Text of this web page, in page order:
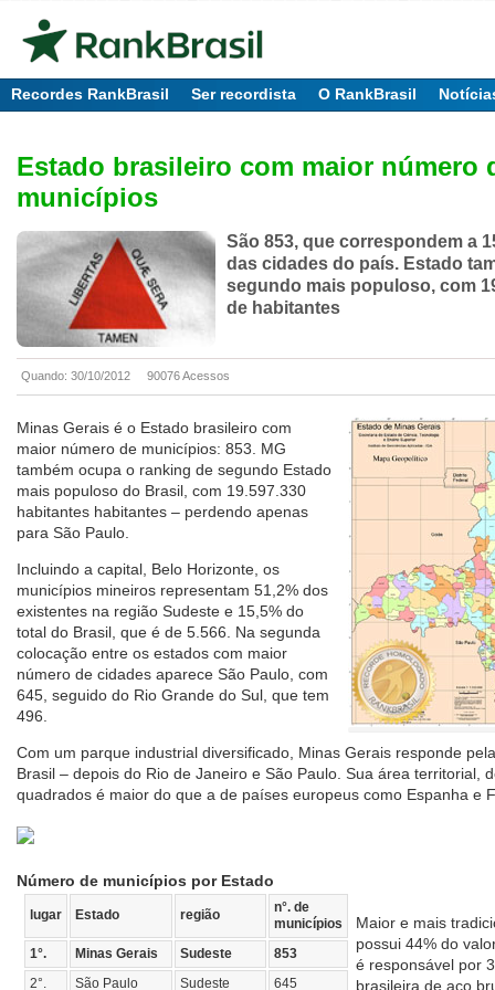
Recordes RankBrasil Ser recordista O RankBrasil
Estado brasileiro com maior número
municípios
São 853, que correspondem a
das cidades do país. Estado
segundo mais populoso, com
de habitantes
Quando: 30/10/2012 90076 Acessos
Minas Gerais é o Estado brasileiro com
maior número de municípios: 853. MG
também ocupa o ranking de segundo Estado
mais populoso do Brasil, com 19.597.330
habitantes habitantes – perdendo apenas
para São Paulo.
Incluindo a capital, Belo Horizonte, os
municípios mineiros representam 51,2% dos
existentes na região Sudeste e 15,5% do
total do Brasil, que é de 5.566. Na segunda
colocação entre os estados com maior
número de cidades aparece São Paulo, com
645, seguido do Rio Grande do Sul, que tem
496.
Com um parque industrial diversificado, Minas Gerais responde
Brasil – depois do Rio de Janeiro e São Paulo. Sua área territorial,
quadrados é maior do que a de países europeus como Espanha e
Número de municípios por Estado
lugar Estado região
n°. de
municípios
1°.
Minas Gerais Sudeste
853
2°.
São Paulo Sudeste 645
Maior e mais
possui 44% do
é responsável por
brasileira de aço